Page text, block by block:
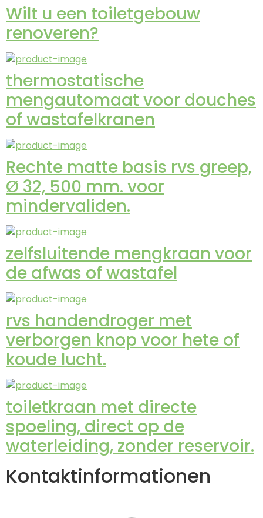
Wilt u een toiletgebouw
renoveren?
thermostatische
mengautomaat voor douches
of wastafelkranen
Rechte matte basis rvs greep,
Ø 32, 500 mm. voor
mindervaliden.
zelfsluitende mengkraan voor
de afwas of wastafel
rvs handendroger met
verborgen knop voor hete of
koude lucht.
toiletkraan met directe
spoeling, direct op de
waterleiding, zonder reservoir.
Kontaktinformationen